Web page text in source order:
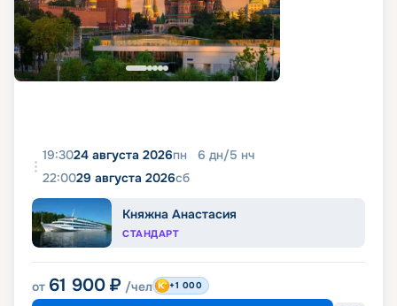
19:3024 августа 2026пн 6 дн/5 нч
22:0029 августа 2026сб
Княжна Анастасия
СТАНДАРТ
от 61 900 ₽ /чел +1 000